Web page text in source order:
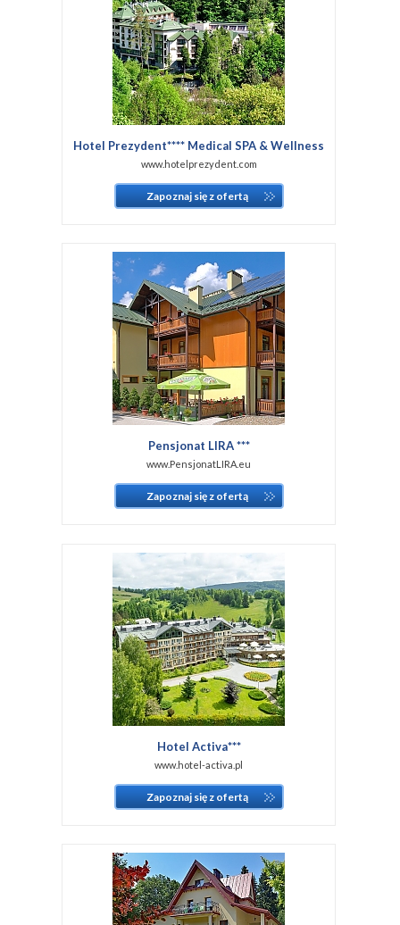
Hotel Prezydent**** Medical SPA & Wellness
www.hotelprezydent.com
Zapoznaj się z ofertą
Pensjonat LIRA ***
www.PensjonatLIRA.eu
Zapoznaj się z ofertą
Hotel Activa***
www.hotel-activa.pl
Zapoznaj się z ofertą